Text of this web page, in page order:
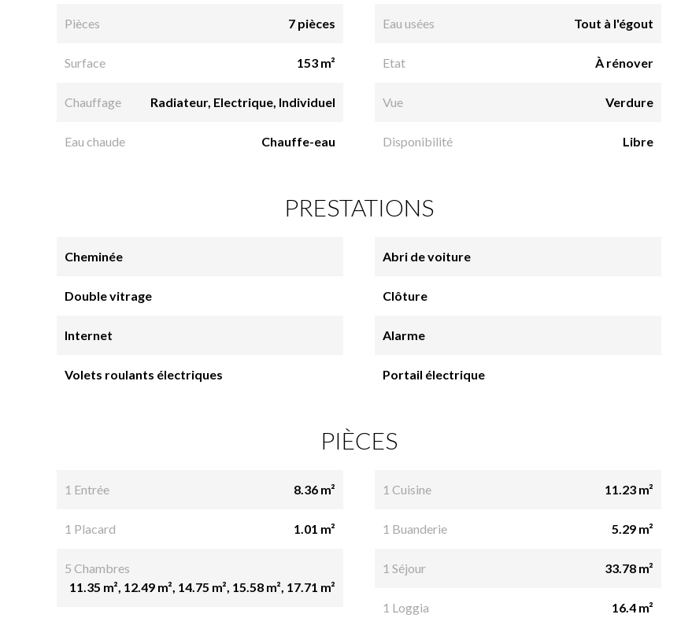
Pièces 7 pièces
Surface 153 m²
Chauffage Radiateur, Electrique, Individuel
Eau chaude Chauffe-eau
Eau usées Tout à l'égout
Etat À rénover
Vue Verdure
Disponibilité Libre
PRESTATIONS
Cheminée
Double vitrage
Internet
Volets roulants électriques
Abri de voiture
Clôture
Alarme
Portail électrique
PIÈCES
1 Entrée 8.36 m²
1 Placard 1.01 m²
5 Chambres
11.35 m², 12.49 m², 14.75 m², 15.58 m², 17.71 m²
1 Cuisine 11.23 m²
1 Buanderie 5.29 m²
1 Séjour 33.78 m²
1 Loggia 16.4 m²